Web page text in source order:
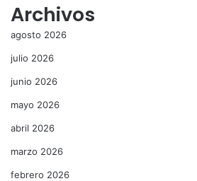
Archivos
agosto 2026
julio 2026
junio 2026
mayo 2026
abril 2026
marzo 2026
febrero 2026